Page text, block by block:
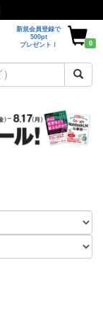
新規会員登録で
500pt
プレゼント！
0